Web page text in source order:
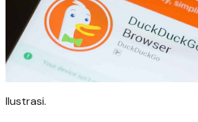
Ilustrasi.